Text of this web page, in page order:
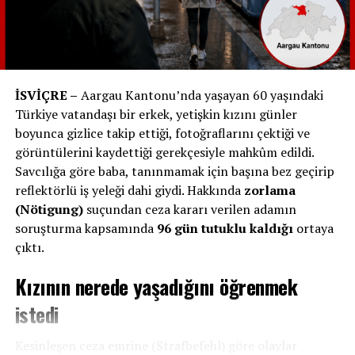
temsil eder.
Bern, Basel, Zürih, Luzern ve Cenevregibi
şehirlerde, kamu binaları önünde, köprülerde ve
İsviçreliler için o yalnızca bir figür değil;tarihî bir
bilinçtir.
Not:İsviçre’nin bu tarihî kimliği sadece paralarda
kalmamış,Helvetica adlı dünyaca ünlü yazı
karakterinede ilham olmuştur. Bu fontun sadeliği,
denge anlayışı ve estetik duruşu, İsviçre’nin tarafsızlık
felsefesini yansıtır.
İSVİÇRE – Aargau Kantonu’nda yaşayan 60 yaşındaki
Türkiye vatandaşı bir erkek, yetişkin kızını günler
boyunca gizlice takip ettiği, fotoğraflarını çektiği ve
görüntülerini kaydettiği gerekçesiyle mahkûm edildi.
Savcılığa göre baba, tanınmamak için başına bez geçirip
reflektörlü iş yeleği dahi giydi. Hakkında zorlama
(Nötigung)suçundan ceza kararı verilen adamın
soruşturma kapsamında 96 gün tutuklu kaldığıortaya
çıktı.
Kızının nerede yaşadığını öğrenmek
istedi